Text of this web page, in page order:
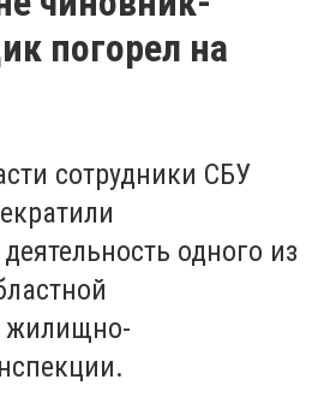
погорел на
сотрудники СБУ
одного из
жилищно-